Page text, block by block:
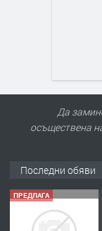
Да
осъществена
Последни обяви
ПРЕДЛАГА